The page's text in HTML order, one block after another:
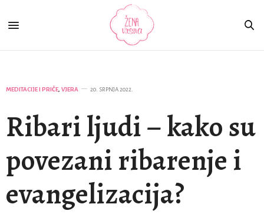
MEDITACIJE I PRIČE, VJERA 20. SRPNJA 2022.
Ribari ljudi – kako su
povezani ribarenje i
evangelizacija?